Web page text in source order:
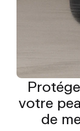
votre
de